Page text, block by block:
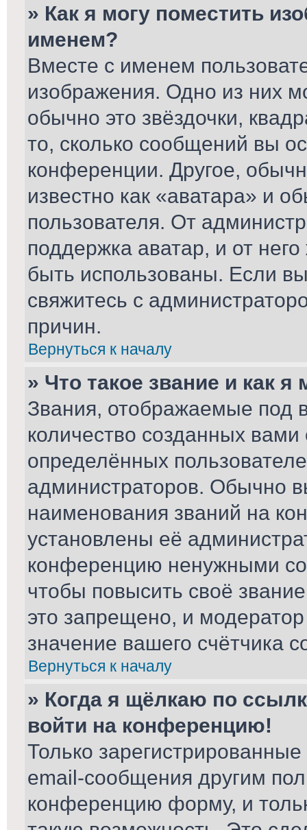
» Как я могу поместить
именем?
Вместе с именем
изображения. Одно из них
обычно это звёздочки,
то, сколько сообщений вы
конференции. Другое,
известно как «аватара» и
пользователя. От
поддержка аватар, и от
быть использованы. Если
свяжитесь с
причин.
Вернуться к началу
» Что такое звание и как я
Звания, отображаемые
количество созданных
определённых
администраторов. Обычно
наименования званий на
установлены её
конференцию ненужными
чтобы повысить своё
это запрещено, и
значение вашего счётчика
Вернуться к началу
» Когда я щёлкаю по
войти на конференцию!
Только
email-сообщения другим
конференцию форму, и